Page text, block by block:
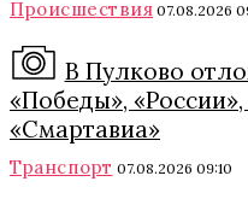
Происшествия 07.08.2026
В Пулково
«Победы»,
«Смартавиа»
Транспорт 07.08.2026 09:10